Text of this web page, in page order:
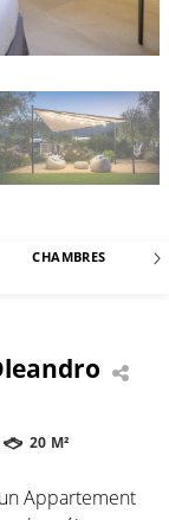
CHAMBRES
20 M²
Appartement